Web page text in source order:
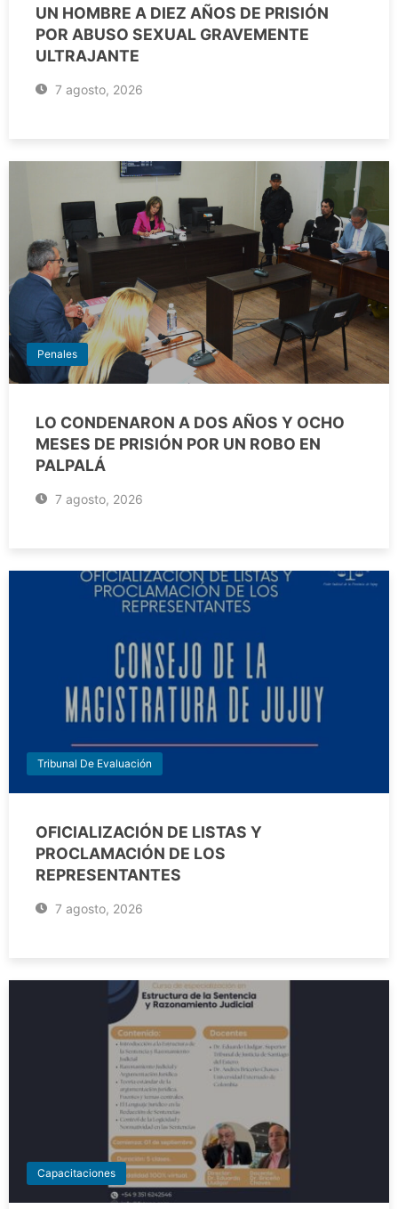
UN HOMBRE A DIEZ AÑOS DE PRISIÓN
POR ABUSO SEXUAL GRAVEMENTE
ULTRAJANTE
7 agosto, 2026
Penales
LO CONDENARON A DOS AÑOS Y OCHO
MESES DE PRISIÓN POR UN ROBO EN
PALPALÁ
7 agosto, 2026
Tribunal De Evaluación
OFICIALIZACIÓN DE LISTAS Y
PROCLAMACIÓN DE LOS
REPRESENTANTES
7 agosto, 2026
Capacitaciones